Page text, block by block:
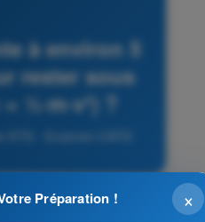
à environ 5
rester sous
½·m·v²) ?
- Examen CATS
×
Préparation !